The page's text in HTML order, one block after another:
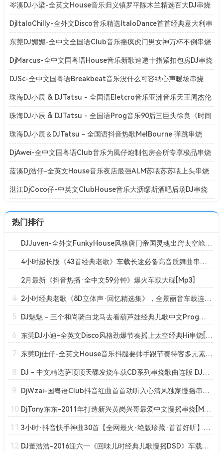
岑溪DJ小梁-全英文House音乐归义镇罗平陈木兰精选百大DJ串烧
[Mp3]
DjItaloChilly-全外文Disco音乐精选ItaloDance首首经典意大利串
烧[Mp3]
东莞DJ媚媚-全中文全国语Club音乐摇疯虎门男女神万杯不倒串烧
[Mp3]
DjMarcus-全中文国粤语House音乐新歌速递十指紧扣包房DJ串烧
[Mp3]
DJSc-全中文国粤语Breakbeat音乐没什么可容纳心声暖场串烧
[Mp3]
珠海DJ小辰 & DJTatsu - 全国语Eletcro音乐亚洲音乐天王周杰伦
系列专辑串烧
珠海DJ小辰 & DJTatsu - 全国语Prog音乐90后三巨头徐良《时间
折叠》演唱会专辑串烧
珠海DJ小辰＆DJTatsu - 全国语抖音热歌MelBourne 弹跳串烧
[BPM128-150]
DjAwei-全中文国粤语Club音乐为風仔炮制包房会所专享极品串烧
[Mp3]
蓝溪Dj浩仔-全英文House音乐夜店最强ALM苏喂苏苏喂上头串烧
[Mp3]
湛江DjCoco仔-中英文ClubHouse音乐大沥缪斯酒吧后场DJ串烧
热门排行
DJJuven-全外文FunkyHouse风格唐门帝国灵魂出窍太空舱串烧[Mp3]
4小时超长版《43首经典老歌》车载长途必备高音质舞曲串烧大碟！[Mp3]
2月最新《抖音热播·全中文59分钟》爆火车载大碟[Mp3]
4 2小时经典老歌《8D立体声·回忆精选集》，全景丽音车载连版大碟！【DJ 魅魅】[Mp3]
5 DJ魅魅 - 三个和尚骑白龙马去看葫芦娃经典儿歌中文Prog串烧[Mp3]
6 东莞DJ小迪-全英文Disco风格劲爆节奏摇上太空经典Hi串烧[Mp3]
7 东莞Dj佳仔-全英文House音乐抖腿要帅手跟节奏待客多元素串烧[Mp3]
8 DJ - 中文精选萨顶顶天碟发烧车载CD系列串烧歌曲连版 DJ小磊 (2016年1月收录)[Mp3]
9 DjWzai-国粤语Club抖音红曲首首动听入心清风独家慢摇串烧[Mp3]
10 DjTony东东-2011年打造新兴黄岗兴哥最爱中文慢摇串烧[Mp3]
11 3小时·抖音快手神曲30首【全网最火·绝版珍藏·首首好听】车载中文嗨曲·一曲成神[Mp3]
12 DJ董浩浩-2016迎六一《回味儿时经典儿歌慢摇DSD》车载必备天碟[Mp3]